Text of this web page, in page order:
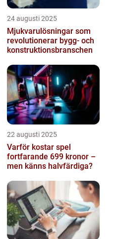
24 augusti 2025
Mjukvarulösningar som
revolutionerar bygg- och
konstruktionsbranschen
22 augusti 2025
Varför kostar spel
fortfarande 699 kronor –
men känns halvfärdiga?